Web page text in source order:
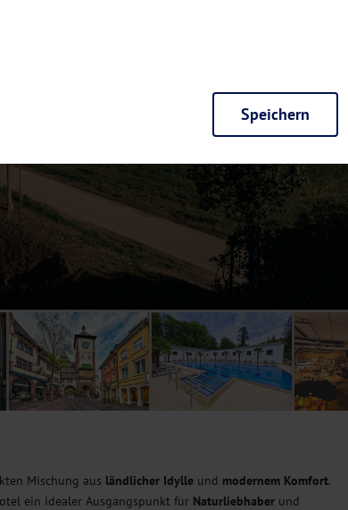
Mischung aus ländlicher Idylle und modernem Komfort.
ein idealer Ausgangspunkt für Naturliebhaber und
unbedingt notwendig und ermöglichen beispielsweise
erneuten Besuch unserer Seite schneller zur Verfügung zu
zu verbessern, erfassen wir anonymisierte Daten für
Besucherzahlen und den Effekt bestimmter Seiten unseres
Dienste von Google und Facebook. Durch diese Dienste
Daten, kommen. Weitere Hinweise zu der Verarbeitung
jederzeit in denCookie-Einstellungen
Inhalte, passend zu Ihren Interessen anzuzeigen.
Speichern